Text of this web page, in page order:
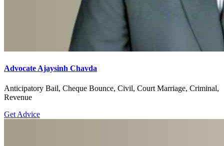
Advocate Ajaysinh Chavda
Anticipatory Bail, Cheque Bounce, Civil, Court Marriage, Criminal,
Revenue
Get Advice